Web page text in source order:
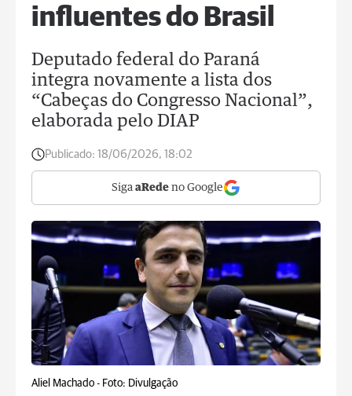
influentes do Brasil
Deputado federal do Paraná
integra novamente a lista dos
“Cabeças do Congresso Nacional”,
elaborada pelo DIAP
Publicado: 18/06/2026, 18:02
Siga aRede no Google
Aliel Machado - Foto: Divulgação